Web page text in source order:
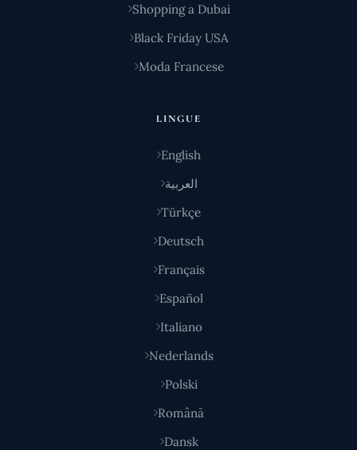
Shopping a Dubai
Black Friday USA
Moda Francese
LINGUE
English
العربية
Türkçe
Deutsch
Français
Español
Italiano
Nederlands
Polski
Română
Dansk